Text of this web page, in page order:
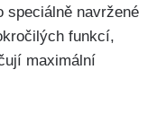
speciálně navržené
funkcí,
maximální